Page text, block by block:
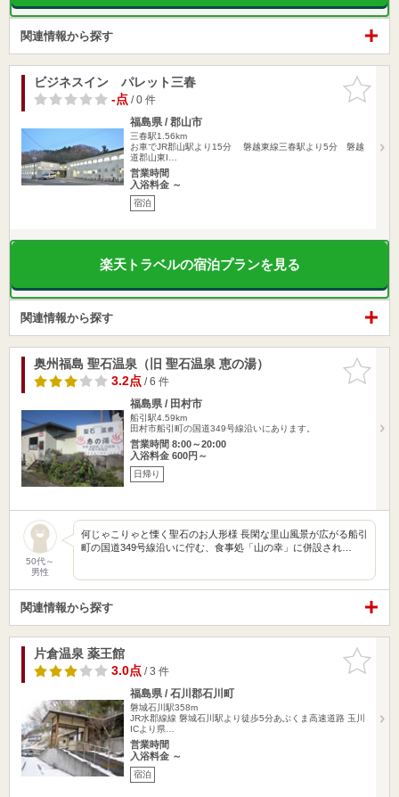
関連情報から探す
お気に入
りに追加
ビジネスイン パレット三春
-点/ 0 件
福島県 / 郡山市
三春駅1.56km
お車でJR郡山駅より15分 磐越東線三春駅より5分 磐越
道郡山東I…
営業時間
入浴料金 ～
宿泊
楽天トラベルの宿泊プランを見る
関連情報から探す
お気に入
りに追加
奥州福島 聖石温泉（旧 聖石温泉 恵の湯）
3.2点/ 6 件
福島県 / 田村市
船引駅4.59km
田村市船引町の国道349号線沿いにあります。
営業時間 8:00～20:00
入浴料金 600円～
日帰り
50代～
男性
何じゃこりゃと慄く聖石のお人形様 長閑な里山風景が広がる船引
町の国道349号線沿いに佇む、食事処「山の幸」に併設され…
関連情報から探す
お気に入
りに追加
片倉温泉 薬王館
3.0点/ 3 件
福島県 / 石川郡石川町
磐城石川駅358m
JR水郡線線 磐城石川駅より徒歩5分あぶくま高速道路 玉川
ICより県…
営業時間
入浴料金 ～
宿泊